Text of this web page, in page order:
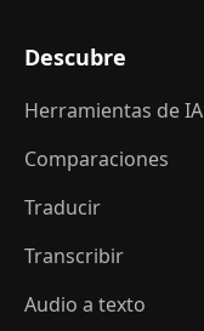
Descubre
Herramientas de IA
Comparaciones
Traducir
Transcribir
Audio a texto